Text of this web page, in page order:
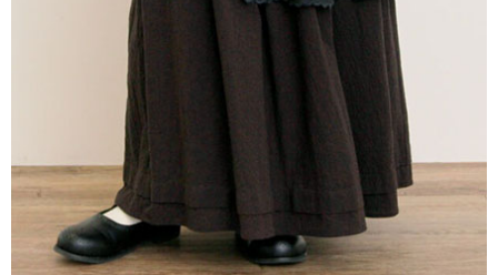
１．透過由恩沛科技股份有限公司提供之「AFTEE先享後付」服務完成之交
易，需依本服務之必要範圍內提供個人資料，並將交易相關給付款項請求債
權轉讓予恩沛科技股份有限公司。
２．關於個人資料處理事宜，請瀏覽以下網址：
https://aftee.tw/terms/#terms3
３．未成年的使用者請事先徵得法定代理人或監護人之同意方可使用
「AFTEE先享後付」，若未經同意申辦者引起之損失，本公司不負相關責
４．使用「AFTEE先享後付」時，將依據個別帳號之用戶狀況，依本公司即
時審查核予不同之上限額度；若仍有額度不足之情形，本公司將視審查結果
請求用戶進行身份認證。
５．嚴禁一人註冊多個帳號或使用他人資訊註冊。若發現惡意使用之情形，
恩沛科技股份有限公司將有權停止該用戶之使用額度並採取法律行動。
每筆NT$60，滿NT$888(含以上)免運費
每筆NT$60，滿NT$888(含以上)免運費
每筆NT$90，滿NT$888(含以上)免運費